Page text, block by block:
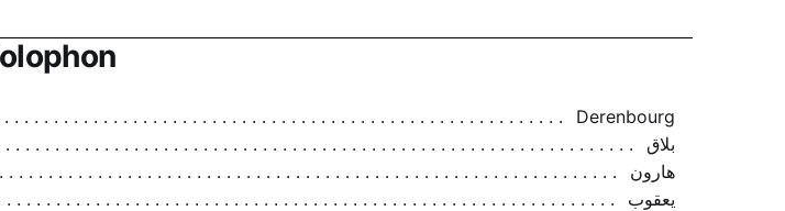
Derenbourg
بلاق
هارون
يعقوب